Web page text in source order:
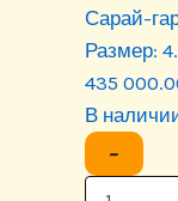
Сарай-
Размер:
435
В
−